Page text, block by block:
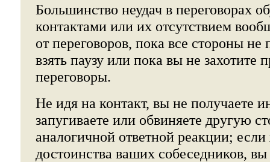
Большинство неудач в переговорах
контактами или их отсутствием
от переговоров, пока все стороны
взять паузу или пока вы не захотите
переговоры.
Не идя на контакт, вы не получаете
запугиваете или обвиняете другую
аналогичной ответной реакции;
достоинства ваших собеседников,